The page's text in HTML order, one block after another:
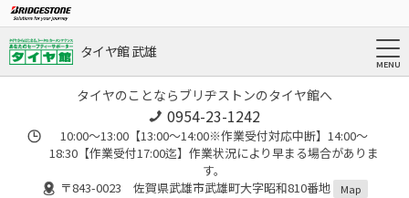
タイヤ館 武雄
タイヤのことならブリヂストンのタイヤ館へ
0954-23-1242
10:00～13:00【13:00～14:00※作業受付対応中断】14:00～
18:30【作業受付17:00迄】作業状況により早まる場合がありま
す。
〒843-0023 佐賀県武雄市武雄町大字昭和810番地
Map